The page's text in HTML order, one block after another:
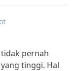
pernah
tinggi. Hal